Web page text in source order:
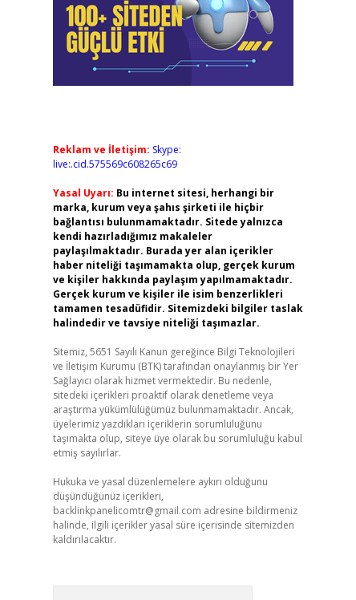
Reklam ve İletişim: Skype:
live:.cid.575569c608265c69
Yasal Uyarı: Bu internet sitesi, herhangi bir
marka, kurum veya şahıs şirketi ile hiçbir
bağlantısı bulunmamaktadır. Sitede yalnızca
kendi hazırladığımız makaleler
paylaşılmaktadır. Burada yer alan içerikler
haber niteliği taşımamakta olup, gerçek kurum
ve kişiler hakkında paylaşım yapılmamaktadır.
Gerçek kurum ve kişiler ile isim benzerlikleri
tamamen tesadüfidir. Sitemizdeki bilgiler taslak
halindedir ve tavsiye niteliği taşımazlar.
Sitemiz, 5651 Sayılı Kanun gereğince Bilgi Teknolojileri
ve İletişim Kurumu (BTK) tarafından onaylanmış bir Yer
Sağlayıcı olarak hizmet vermektedir. Bu nedenle,
sitedeki içerikleri proaktif olarak denetleme veya
araştırma yükümlülüğümüz bulunmamaktadır. Ancak,
üyelerimiz yazdıkları içeriklerin sorumluluğunu
taşımakta olup, siteye üye olarak bu sorumluluğu kabul
etmiş sayılırlar.
Hukuka ve yasal düzenlemelere aykırı olduğunu
düşündüğünüz içerikleri,
backlinkpanelicomtr@gmail.com adresine bildirmeniz
halinde, ilgili içerikler yasal süre içerisinde sitemizden
kaldırılacaktır.